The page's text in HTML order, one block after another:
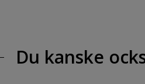
Du kanske